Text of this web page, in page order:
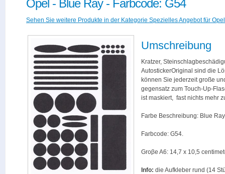
Opel - Blue Ray - Farbcode: G54
Sehen Sie weitere Produkte in der Kategorie Spezielles Angebot für
Umschreibung
Kratzer,
AutostickerOriginal sind die
können Sie jederzeit große
gegensatz zum Touch-Up-
ist maskiert, fast nichts mehr
Farbe Beschreibung: Blue
Farbcode: G54.
Groβe A6: 14,7 x 10,5
Info: die Aufkleber rund (14